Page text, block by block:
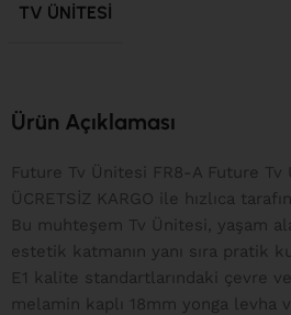
TV ÜNITESI
Ürün Açıklaması
Future Tv Ünitesi FR8-A Future Tv
ÜCRETSİZ KARGO ile hızlıca
Bu muhteşem Tv Ünitesi, yaşam
estetik katmanın yanı sıra pratik
E1 kalite standartlarındaki çevre
melamin kaplı 18mm yonga levha